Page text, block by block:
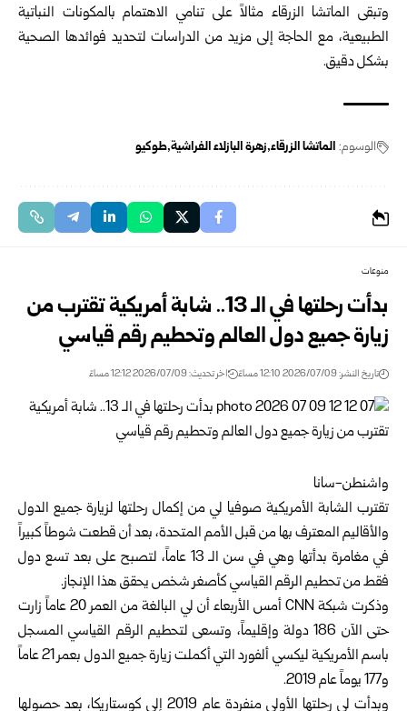
وتبقى الماتشا الزرقاء مثالاً على تنامي الاهتمام بالمكونات النباتية
الطبيعية، مع الحاجة إلى مزيد من الدراسات لتحديد فوائدها الصحية
بشكل دقيق.
الوسوم: الماتشا الزرقاء زهرة البازلاء الفراشية طوكيو
منوعات
بدأت رحلتها في الـ 13.. شابة أمريكية تقترب من
زيارة جميع دول العالم وتحطيم رقم قياسي
تاريخ النشر: 2026/07/09 12:10 مساءً اخر تحديث: 2026/07/09 12:12 مساءً
واشنطن-سانا
تقترب الشابة الأمريكية صوفيا لي من إكمال رحلتها لزيارة جميع الدول
والأقاليم المعترف بها من قبل الأمم المتحدة، بعد أن قطعت شوطاً كبيراً
في مغامرة بدأتها وهي في سن الـ 13 عاماً، لتصبح على بعد تسع دول
فقط من تحطيم الرقم القياسي كأصغر شخص يحقق هذا الإنجاز.
وذكرت شبكة CNN أمس الأربعاء أن لي البالغة من العمر 20 عاماً زارت
حتى الآن 186 دولة وإقليماً، وتسعى لتحطيم الرقم القياسي المسجل
باسم الأمريكية ليكسي ألفورد التي أكملت زيارة جميع الدول بعمر 21 عاماً
و177 يوماً عام 2019.
وبدأت لي رحلتها الأولى منفردة عام 2019 إلى كوستاريكا، بعد حصولها